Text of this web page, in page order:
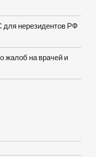
нерезидентов РФ
жалоб на врачей и